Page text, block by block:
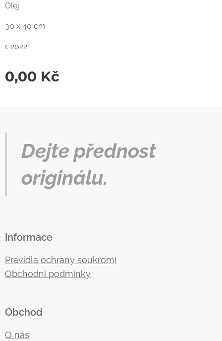
Olej
30 x 40 cm
r. 2022
0,00 Kč
Dejte přednost
originálu.
Informace
Pravidla ochrany soukromí
Obchodní podmínky
Obchod
O nás